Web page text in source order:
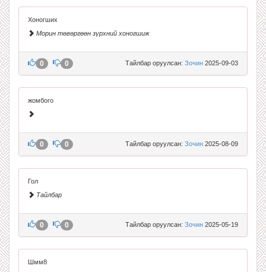
Хоногших
Морин төвөргөөн зүрхний хоногшиж
Тайлбар оруулсан: Зочин 2025-09-03
0 0
жомбого
Тайлбар оруулсан: Зочин 2025-08-09
0 0
Гол
Тайлбар
Тайлбар оруулсан: Зочин 2025-05-19
0 0
Шмм8